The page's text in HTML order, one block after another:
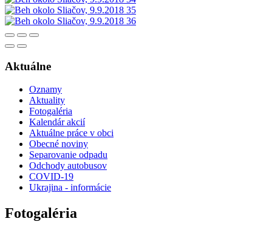
Aktuálne
Oznamy
Aktuality
Fotogaléria
Kalendár akcií
Aktuálne práce v obci
Obecné noviny
Separovanie odpadu
Odchody autobusov
COVID-19
Ukrajina - informácie
Fotogaléria